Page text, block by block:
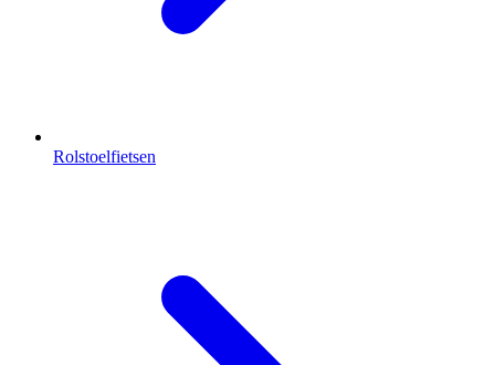
Rolstoelfietsen